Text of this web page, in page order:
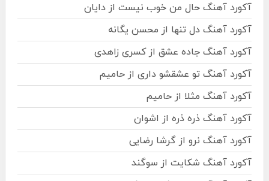
آکورد آهنگ حال من خوب نیست از دایان
آکورد آهنگ دل تنها از محسن یگانه
آکورد آهنگ جاده عشق از کسری زاهدی
آکورد آهنگ تو عشقشو داری از حامیم
آکورد آهنگ مثلا از حامیم
آکورد آهنگ ذره ذره از اشوان
آکورد آهنگ نرو از گرشا رضایی
آکورد آهنگ شکایت از سوگند